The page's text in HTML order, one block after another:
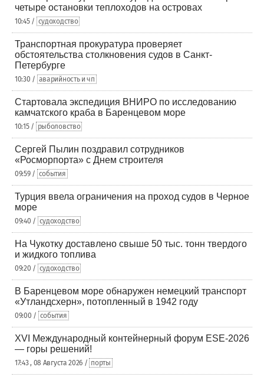
четыре остановки теплоходов на островах
10:45 / судоходство
Транспортная прокуратура проверяет
обстоятельства столкновения судов в Санкт-
Петербурге
10:30 / аварийность и чп
Стартовала экспедиция ВНИРО по исследованию
камчатского краба в Баренцевом море
10:15 / рыболовство
Сергей Пылин поздравил сотрудников
«Росморпорта» с Днем строителя
09:59 / события
Турция ввела ограничения на проход судов в Черное
море
09:40 / судоходство
На Чукотку доставлено свыше 50 тыс. тонн твердого
и жидкого топлива
09:20 / судоходство
В Баренцевом море обнаружен немецкий транспорт
«Утландсхерн», потопленный в 1942 году
09:00 / события
XVI Международный контейнерный форум ESE-2026
— горы решений!
17:43 , 08 Августа 2026 / порты